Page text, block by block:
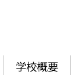
学校概要